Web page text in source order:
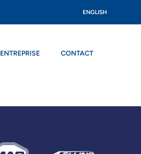
ENGLISH
ENTREPRISE CONTACT